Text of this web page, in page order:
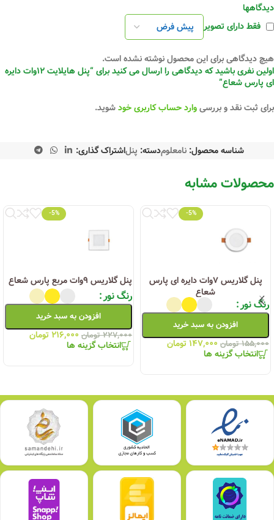
دیدگاهها
فقط دارای تصویر
هیچ دیدگاهی برای این محصول نوشته نشده است.
اولین نفری باشید که دیدگاهی را ارسال می کنید برای “پنل هایلایت ۱۲وات دایره
ای پارس شعاع”
برای ثبت نقد و بررسیوارد حساب کاربری خودشوید.
شناسه محصول:نامعلومدسته: پنلاشتراک گذاری:
محصولات مشابه
-5%
پنل گلاریس ۷وات دایره ای پارس
شعاع
رنگ نور
افزودن به سبد خرید
۱۵۵,۰۰۰ تومان ۱۴۷,۰۰۰ تومان
انتخاب گزینه ها
-5%
پنل گلاریس ۹وات مربع پارس شعاع
رنگ نور
افزودن به سبد خرید
۲۲۷,۰۰۰ تومان ۲۱۶,۰۰۰ تومان
انتخاب گزینه ها